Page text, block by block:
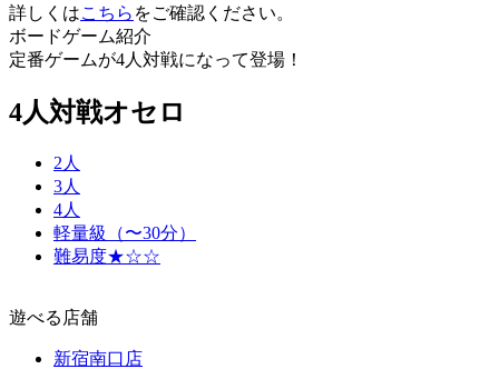
詳しくはこちら をご確認ください。
ボードゲーム紹介
定番ゲームが4人対戦になって登場！
4人対戦オセロ
2人
3人
4人
軽量級（〜30分）
難易度★☆☆
遊べる店舗
新宿南口店